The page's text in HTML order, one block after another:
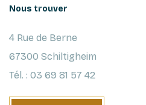
Nous trouver
4 Rue de Berne
67300 Schiltigheim
Tél. : 03 69 81 57 42